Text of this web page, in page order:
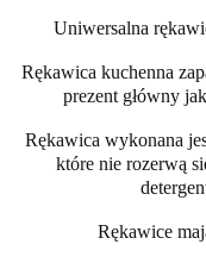
Uniwersalna
Rękawica kuchenna
prezent główny
Rękawica wykonana
które nie rozerwą
Rękawice